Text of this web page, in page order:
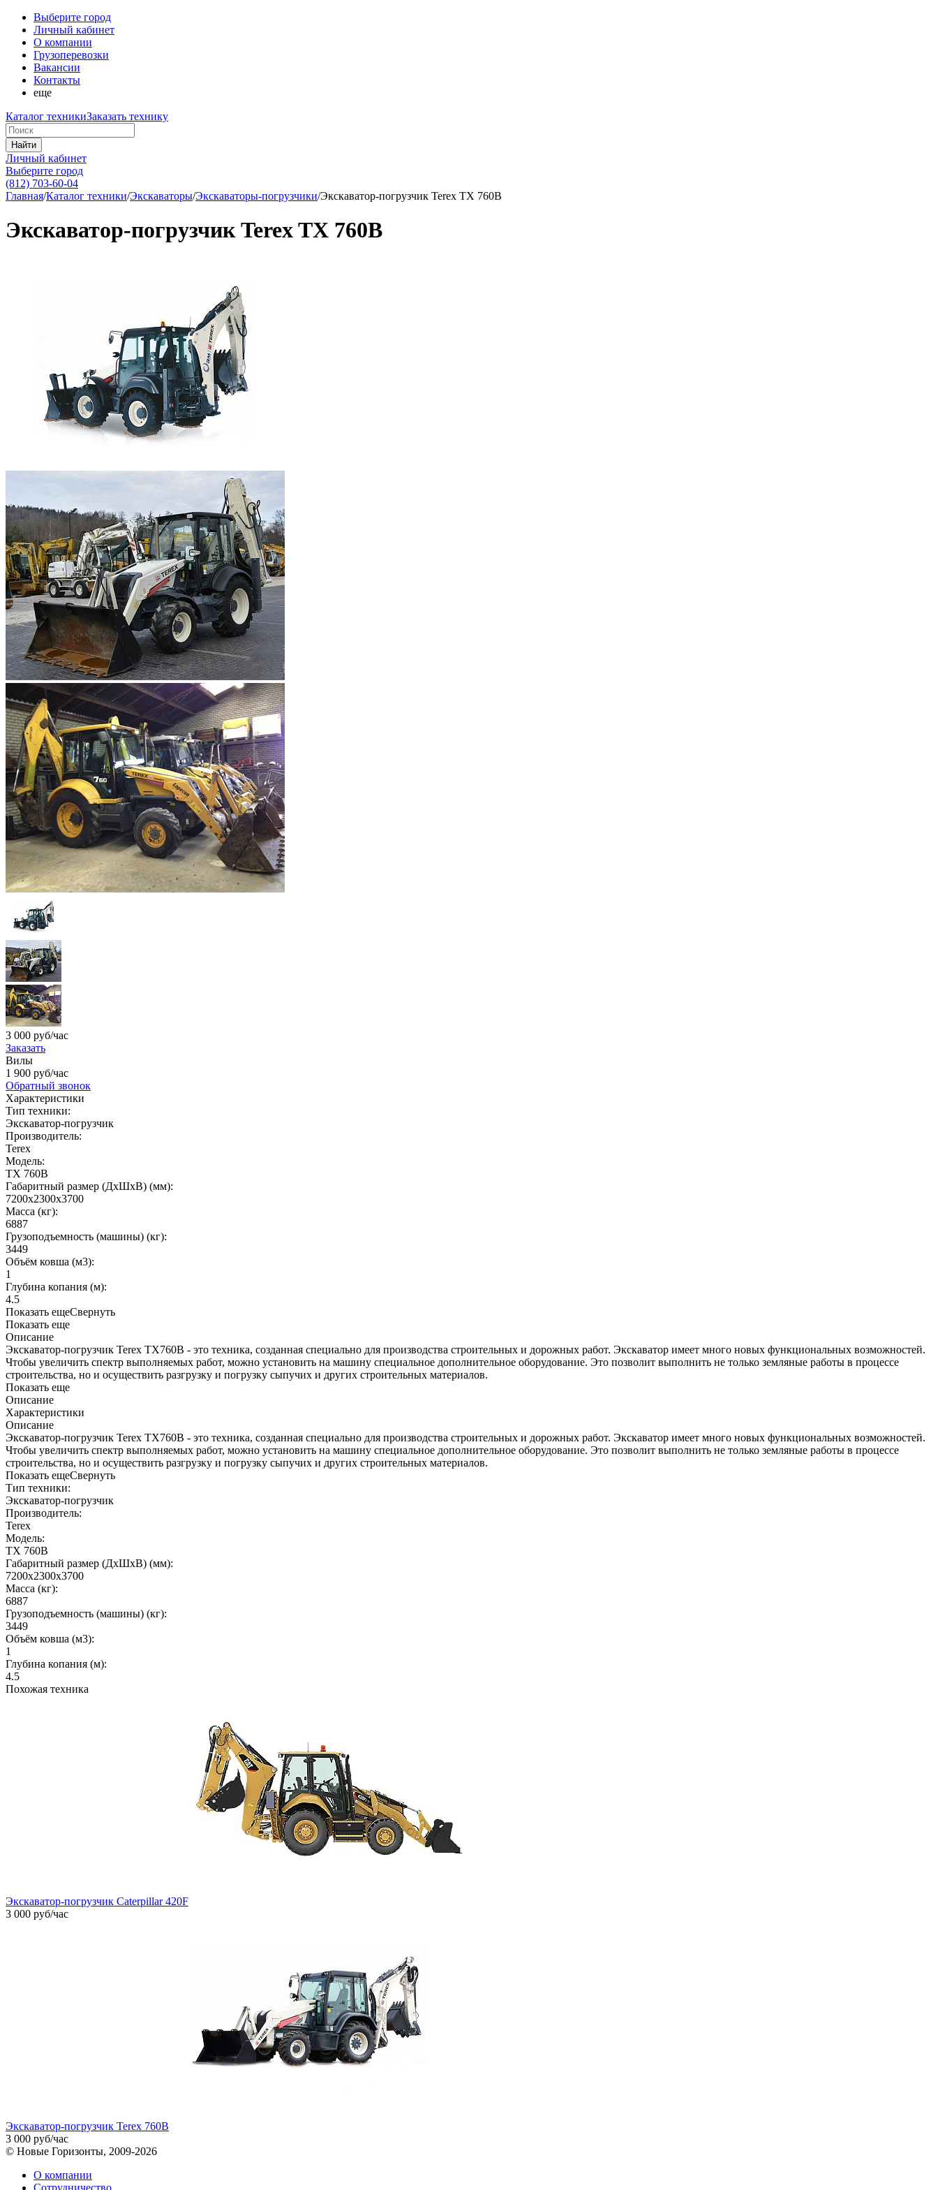
Выберите город
Личный кабинет
О компании
Грузоперевозки
Вакансии
Контакты
еще
Каталог техникиЗаказать технику
Найти
Личный кабинет
Выберите город
(812) 703-60-04
Главная/Каталог техники/Экскаваторы/Экскаваторы-погрузчики/Экскаватор-погрузчик Terex TX 760B
Экскаватор-погрузчик Terex TX 760B
3 000 руб/час
Заказать
Вилы
1 900 руб/час
Обратный звонок
Характеристики
Тип техники:
Экскаватор-погрузчик
Производитель:
Terex
Модель:
TX 760B
Габаритный размер (ДхШхВ) (мм):
7200x2300x3700
Масса (кг):
6887
Грузоподъемность (машины) (кг):
3449
Объём ковша (м3):
1
Глубина копания (м):
4.5
Показать ещеСвернуть
Показать еще
Описание
Экскаватор-погрузчик Terex TX760B - это техника, созданная специально для производства строительных и дорожных работ. Экскаватор имеет много новых функциональных возможностей.
Чтобы увеличить спектр выполняемых работ, можно установить на машину специальное дополнительное оборудование. Это позволит выполнить не только земляные работы в процессе
строительства, но и осуществить разгрузку и погрузку сыпучих и других строительных материалов.
Показать еще
Описание
Характеристики
Описание
Экскаватор-погрузчик Terex TX760B - это техника, созданная специально для производства строительных и дорожных работ. Экскаватор имеет много новых функциональных возможностей.
Чтобы увеличить спектр выполняемых работ, можно установить на машину специальное дополнительное оборудование. Это позволит выполнить не только земляные работы в процессе
строительства, но и осуществить разгрузку и погрузку сыпучих и других строительных материалов.
Показать ещеСвернуть
Тип техники:
Экскаватор-погрузчик
Производитель:
Terex
Модель:
TX 760B
Габаритный размер (ДхШхВ) (мм):
7200x2300x3700
Масса (кг):
6887
Грузоподъемность (машины) (кг):
3449
Объём ковша (м3):
1
Глубина копания (м):
4.5
Похожая техника
Экскаватор-погрузчик Caterpillar 420F
3 000 руб/час
Экскаватор-погрузчик Terex 760B
3 000 руб/час
© Новые Горизонты, 2009-2026
О компании
Сотрудничество